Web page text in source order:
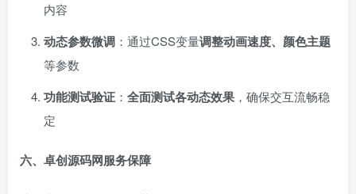
内容
动态参数微调 ：通过CSS变量调整动画速度、颜色主题
等参数
功能测试验证 ： 全面测试各动态效果 ，确保交互流畅稳
定
六、卓创源码网服务保障